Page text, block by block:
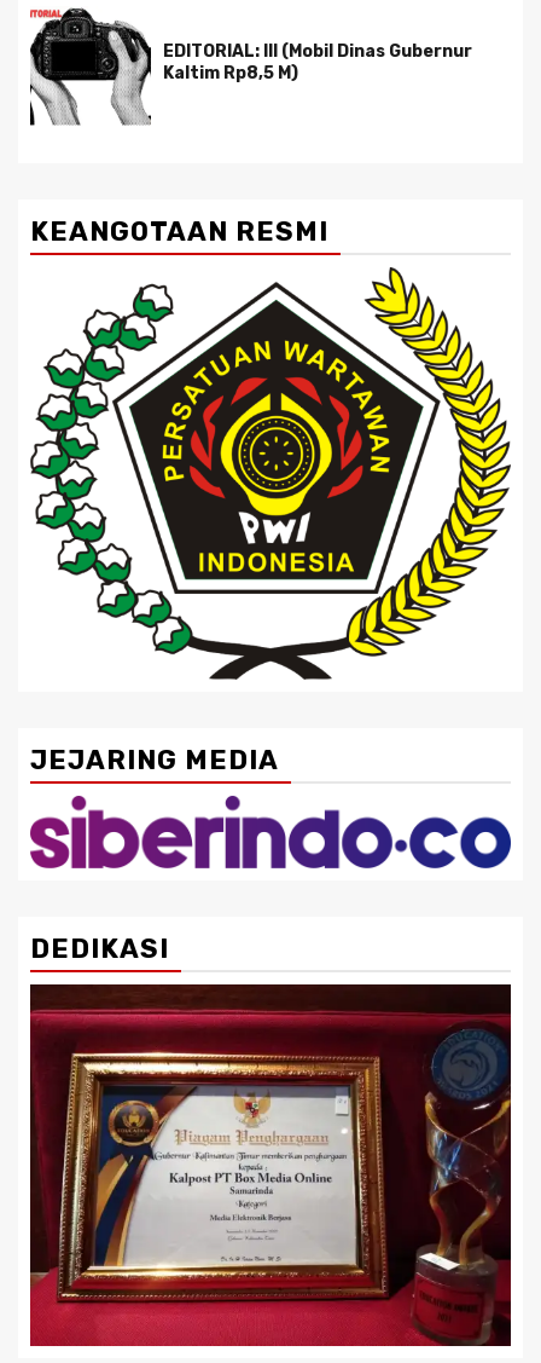
EDITORIAL: III (Mobil Dinas Gubernur
Kaltim Rp8,5 M)
KEANGOTAAN RESMI
JEJARING MEDIA
DEDIKASI